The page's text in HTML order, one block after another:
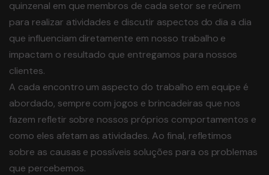
quinzenal em que membros de cada setor se reúnem
para realizar atividades e discutir aspectos do dia a dia
que influenciam diretamente em nosso trabalho e
impactam o resultado que entregamos para nossos
clientes.
A cada encontro um aspecto do trabalho em equipe é
abordado, sempre com jogos e brincadeiras que nos
fazem refletir sobre nossos próprios comportamentos e
como eles afetam as atividades. Ao final, refletimos
sobre as causas e possíveis soluções para os problemas
que percebemos.